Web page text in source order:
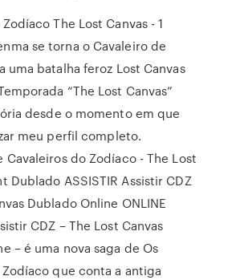
The Lost Canvas - 1
se torna o Cavaleiro de
uma batalha feroz Lost Canvas
“The Lost Canvas”
desde o momento em que
meu perfil completo.
Cavaleiros do Zodíaco - The Lost
Dublado ASSISTIR Assistir CDZ
Dublado Online ONLINE
CDZ – The Lost Canvas
– é uma nova saga de Os
que conta a antiga